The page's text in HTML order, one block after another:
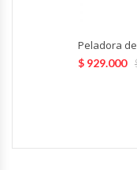
Moledoras De Carne
Mural De Lácteos
Peladora
$ 929.000